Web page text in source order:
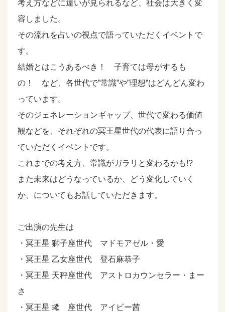
考え方などに違いが見られるなど、社会は大きく変
容しました。
その流れを占いの視点で語っていただくイベントで
す。
結婚とはこうあるべき！ 子育ては母がするも
の！ など、各世代で”常識”や”理想”はどんどん変わ
っています。
そのジェネレーションギャップ、世代で変わる価値
観などを、それぞれの冥王星世代の代表に語り合っ
ていただくイベントです。
これまでの考え方、常識がガラリと変わるかも!?
また未来はどうなっているか、どう変化していく
か、についてもお話していただきます。
ご出演の先生は
・冥王星 獅子座世代 マドモアゼル・愛
・冥王星 乙女座世代 登石麻恭子
・冥王星 天秤座世代 アストロカウンセラー・まー
さ
・冥王星 蠍 座世代 アイビー茜